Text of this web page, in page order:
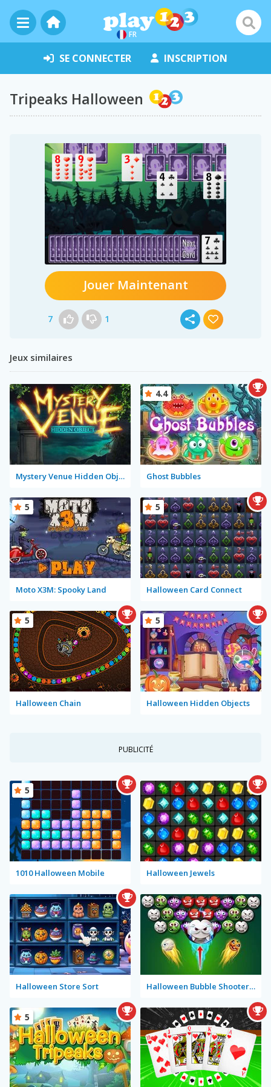
FR
SE CONNECTER INSCRIPTION
Tripeaks Halloween
Jouer Maintenant
7 1
Jeux similaires
Mystery Venue Hidden Object Ghost Bubbles
4.4
Moto X3M: Spooky Land
5
Halloween Card Connect
5
Halloween Chain
5
Halloween Hidden Objects
5
PUBLICITÉ
1010 Halloween Mobile
5
Halloween Jewels
Halloween Store Sort Halloween Bubble Shooter Mobile
5